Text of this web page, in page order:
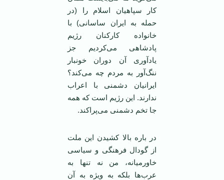
کار سپاهیان اسلام را (در
حمله به ایران ساسانی) با
خانواده کارکنان رژیم
پادشاهی می‌کردیم جز
یادآوری آن دوران خونبار
ننگ‌آور به مردم چه می‌کند؟
ایرانیان دشمنی با اعراب
ندارند. این رژیم است که همه
جا تخم دشمنی می‌پراکند.
در باره بالا کشیدن این ملت
از گودال فرهنگی و سیاسی
خاورمیانه، من نه تنها به
عرب‌ها بلکه به ویژه به آن